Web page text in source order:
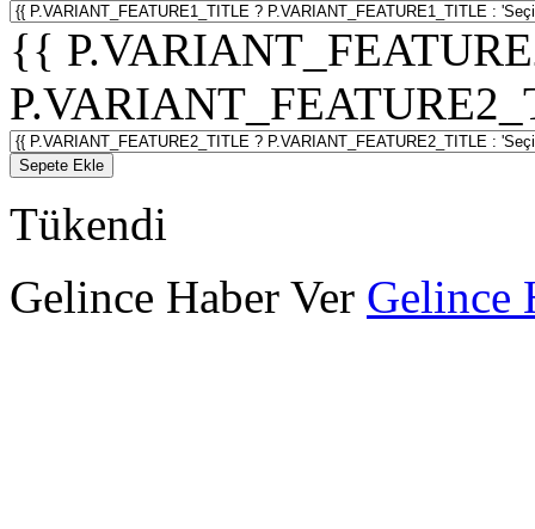
{{
Sepete Ekle
Tükendi
Gelince Haber Ver Gelince